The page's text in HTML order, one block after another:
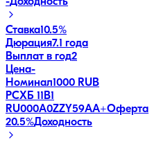
Ставка10.5%
Дюрация7.1 года
Выплат в год2
Цена-
Номинал1000 RUB
РСХБ 11В1
RU000A0ZZY59AA+Оферта
20.5%Доходность